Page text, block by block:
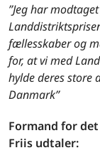
”Jeg har
fællesskaber og
for, at vi med
hylde deres store
Danmark”
Formand for
Friis udtaler: